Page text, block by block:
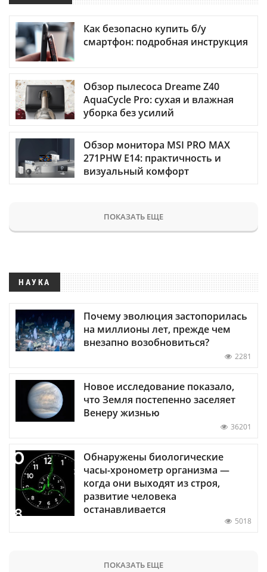
Как безопасно купить б/у
смартфон: подробная инструкция
Обзор пылесоса Dreame Z40
AquaCycle Pro: сухая и влажная
уборка без усилий
Обзор монитора MSI PRO MAX
271PHW E14: практичность и
визуальный комфорт
ПОКАЗАТЬ ЕЩЕ
НАУКА
Почему эволюция застопорилась
на миллионы лет, прежде чем
внезапно возобновиться?
2281
Новое исследование показало,
что Земля постепенно заселяет
Венеру жизнью
36201
Обнаружены биологические
часы-хронометр организма —
когда они выходят из строя,
развитие человека
останавливается
5018
ПОКАЗАТЬ ЕЩЕ